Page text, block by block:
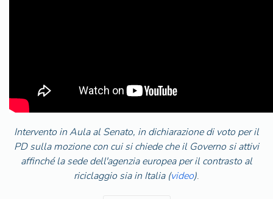
Intervento in Aula al Senato, in dichiarazione di voto per il
PD sulla mozione con cui si chiede che il Governo si attivi
affinché la sede dell'agenzia europea per il contrasto al
riciclaggio sia in Italia (video).